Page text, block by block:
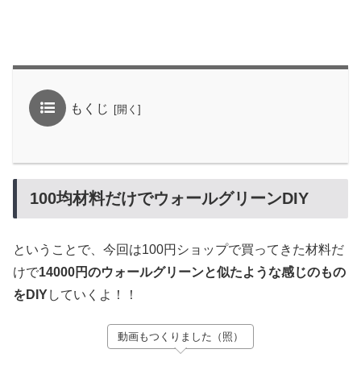
もくじ
100均材料だけでウォールグリーンDIY
ということで、今回は100円ショップで買ってきた材料だ
けで14000円のウォールグリーンと似たような感じのもの
をDIYしていくよ！！
動画もつくりました（照）